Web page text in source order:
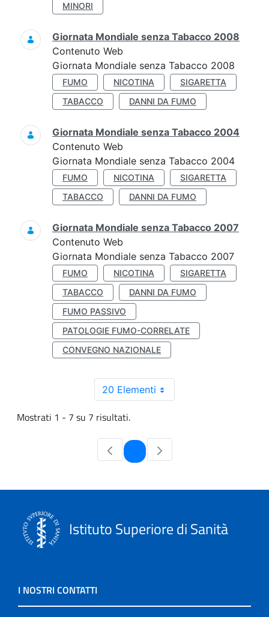
MINORI
Giornata Mondiale senza Tabacco 2008
Contenuto Web
Giornata Mondiale senza Tabacco 2008
FUMO NICOTINA
SIGARETTA
TABACCO
DANNI DA FUMO
Giornata Mondiale senza Tabacco 2004
Contenuto Web
Giornata Mondiale senza Tabacco 2004
FUMO NICOTINA
SIGARETTA
TABACCO
DANNI DA FUMO
Giornata Mondiale senza Tabacco 2007
Contenuto Web
Giornata Mondiale senza Tabacco 2007
FUMO NICOTINA
SIGARETTA
TABACCO
DANNI DA FUMO
FUMO PASSIVO
PATOLOGIE FUMO-CORRELATE
CONVEGNO NAZIONALE
20 Elementi
Mostrati 1 - 7 su 7 risultati.
Pagina
Istituto Superiore di Sanità
I NOSTRI CONTATTI